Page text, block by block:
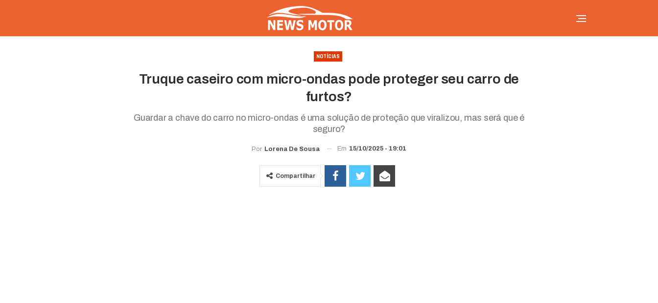
NOTÍCIAS
Truque caseiro com micro-ondas pode proteger seu carro de
furtos?
Guardar a chave do carro no micro-ondas é uma solução de proteção que viralizou, mas será que é
seguro?
Por Lorena De Sousa Em 15/10/2025 - 19:01
Compartilhar